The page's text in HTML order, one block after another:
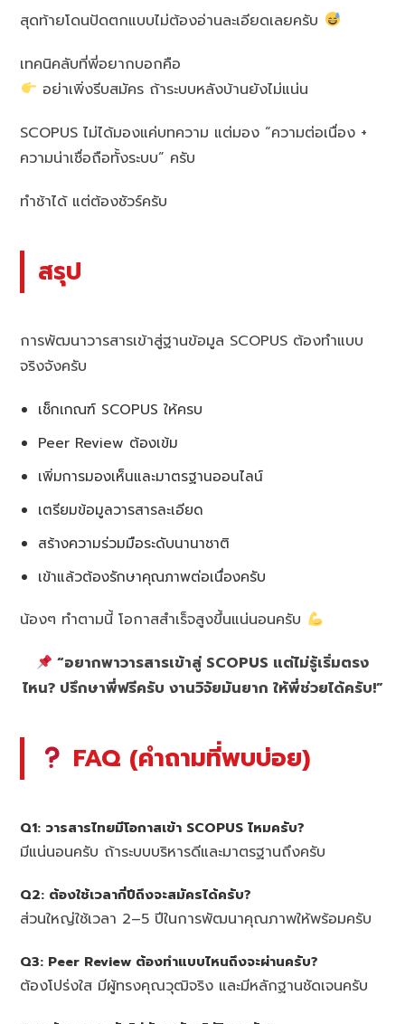
สุดท้ายโดนปัดตกแบบไม่ต้องอ่านละเอียดเลยครับ
เทคนิคลับที่พี่อยากบอกคือ
อย่าเพิ่งรีบสมัคร ถ้าระบบหลังบ้านยังไม่แน่น
SCOPUS ไม่ได้มองแค่บทความ แต่มอง “ความต่อเนื่อง +
ความน่าเชื่อถือทั้งระบบ” ครับ
ทำช้าได้ แต่ต้องชัวร์ครับ
สรุป
การพัฒนาวารสารเข้าสู่ฐานข้อมูล SCOPUS ต้องทำแบบ
จริงจังครับ
เช็กเกณฑ์ SCOPUS ให้ครบ
Peer Review ต้องเข้ม
เพิ่มการมองเห็นและมาตรฐานออนไลน์
เตรียมข้อมูลวารสารละเอียด
สร้างความร่วมมือระดับนานาชาติ
เข้าแล้วต้องรักษาคุณภาพต่อเนื่องครับ
น้องๆ ทำตามนี้ โอกาสสำเร็จสูงขึ้นแน่นอนครับ
“อยากพาวารสารเข้าสู่ SCOPUS แต่ไม่รู้เริ่มตรง
ไหน? ปรึกษาพี่ฟรีครับ งานวิจัยมันยาก ให้พี่ช่วยได้ครับ!”
FAQ (คำถามที่พบบ่อย)
Q1: วารสารไทยมีโอกาสเข้า SCOPUS ไหมครับ?
มีแน่นอนครับ ถ้าระบบบริหารดีและมาตรฐานถึงครับ
Q2: ต้องใช้เวลากี่ปีถึงจะสมัครได้ครับ?
ส่วนใหญ่ใช้เวลา 2–5 ปีในการพัฒนาคุณภาพให้พร้อมครับ
Q3: Peer Review ต้องทำแบบไหนถึงจะผ่านครับ?
ต้องโปร่งใส มีผู้ทรงคุณวุฒิจริง และมีหลักฐานชัดเจนครับ